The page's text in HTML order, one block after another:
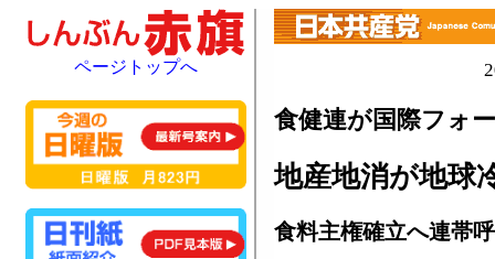
食健連が国際フォ
地産地消が地球
食料主権確立へ連帯
ページトップへ